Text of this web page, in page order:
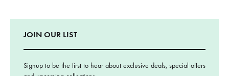
JOIN OUR LIST
Signup to be the first to hear about exclusive deals, special offers